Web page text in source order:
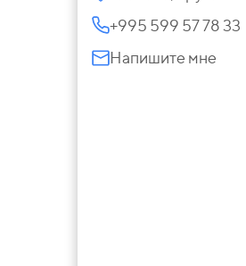
+995 599 57 78 33
Напишите мне